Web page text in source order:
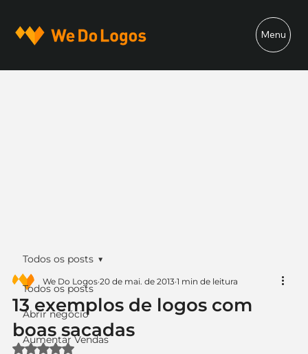
Menu
Todos os posts
Abrir negócio
Aumentar Vendas
Todos os posts
13 exemplos de logos com
boas sacadas
We Do Logos 20 de mai. de 2013 1 min de leitura
Avaliado com NaN de 5 estrelas.